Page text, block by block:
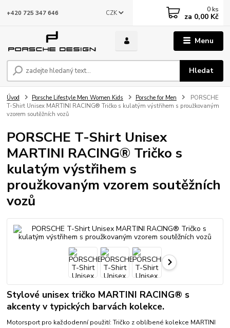
Menu
CZK
Hledat
+420 725 347 646 0 ks
za 0,00 Kč
Úvod Porsche Lifestyle Men Women Kids Porsche for Men
PORSCHE
T-Shirt Unisex MARTINI RACING® Tričko s kulatým výstřihem s proužkovaným
vzorem soutěžních vozů
PORSCHE T-Shirt Unisex
MARTINI RACING® Tričko s
kulatým výstřihem s
proužkovaným vzorem soutěžních
vozů
Stylové unisex tričko MARTINI RACING® s
akcenty v typických barvách kolekce.
Motorsport pro každodenní použití: Tričko z oblíbené kolekce MARTINI